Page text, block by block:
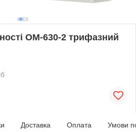
ОМ-630-2 трифазний
Доставка Оплата Умови